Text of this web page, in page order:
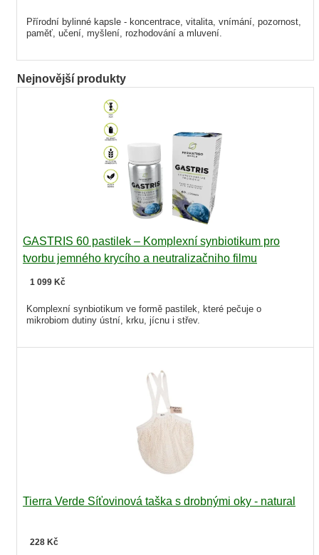
Přírodní bylinné kapsle - koncentrace, vitalita, vnímání, pozornost,
paměť, učení, myšlení, rozhodování a mluvení.
Nejnovější produkty
GASTRIS 60 pastilek – Komplexní synbiotikum pro
tvorbu jemného krycího a neutralizačniho filmu
1 099 Kč
Komplexní synbiotikum ve formě pastilek, které pečuje o
mikrobiom dutiny ústní, krku, jícnu i střev.
Tierra Verde Síťovinová taška s drobnými oky - natural
228 Kč